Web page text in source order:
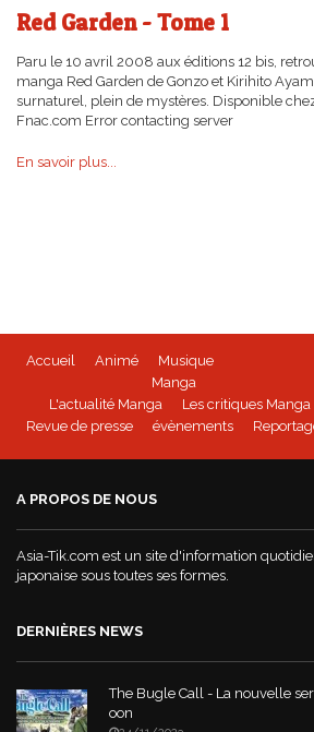
Red Garden - Tome 1
Paru le 10 avril 2008 aux éditions 12 bis,
manga Red Garden de Gonzo et Kirihito
surnaturel, plein de mystères. Disponible
Fnac.com Error contacting server
En savoir plus...
Accueil Animé
Musique
Manga
L'actualité Manga
Les critiques Manga
Revue de presse
évènements
A PROPOS DE NOUS
Asia-Tik.com est un site d'information
japonaise sous toutes ses formes.
DERNIÈRES NEWS
The Bugle Call - La nouvelle
oon